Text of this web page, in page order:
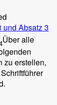
und Absatz 3
Über alle
zu erstellen,